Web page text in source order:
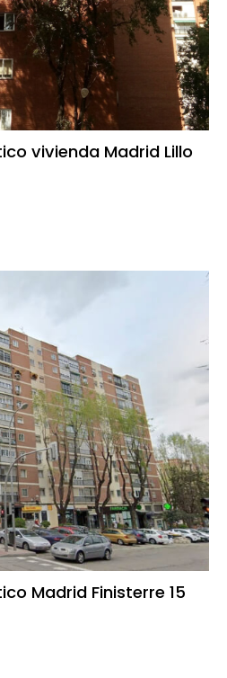
vivienda Madrid Lillo
Madrid Finisterre 15